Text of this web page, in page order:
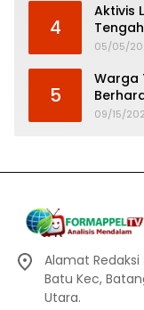
4
Aktivis
Tinggi
05/05/
5
Warga
Banjir
09/15/
Alamat Redaksi
Batu Kec,
Utara.